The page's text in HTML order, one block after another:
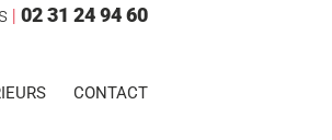
|02 31 24 94 60
CONTACT